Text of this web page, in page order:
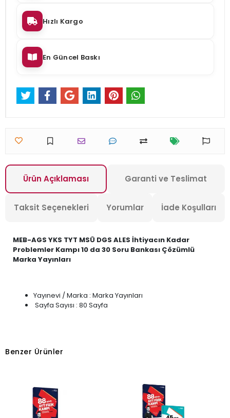
Hızlı Kargo
En Güncel Baskı
Ürün Açıklaması Garanti ve Teslimat
Taksit Seçenekleri Yorumlar İade Koşulları
MEB-AGS YKS TYT MSÜ DGS ALES İhtiyacın Kadar
Problemler Kampı 10 da 30 Soru Bankası Çözümlü
Marka Yayınları
Yayınevi / Marka : Marka Yayınları
Sayfa Sayısı : 80 Sayfa
Benzer Ürünler